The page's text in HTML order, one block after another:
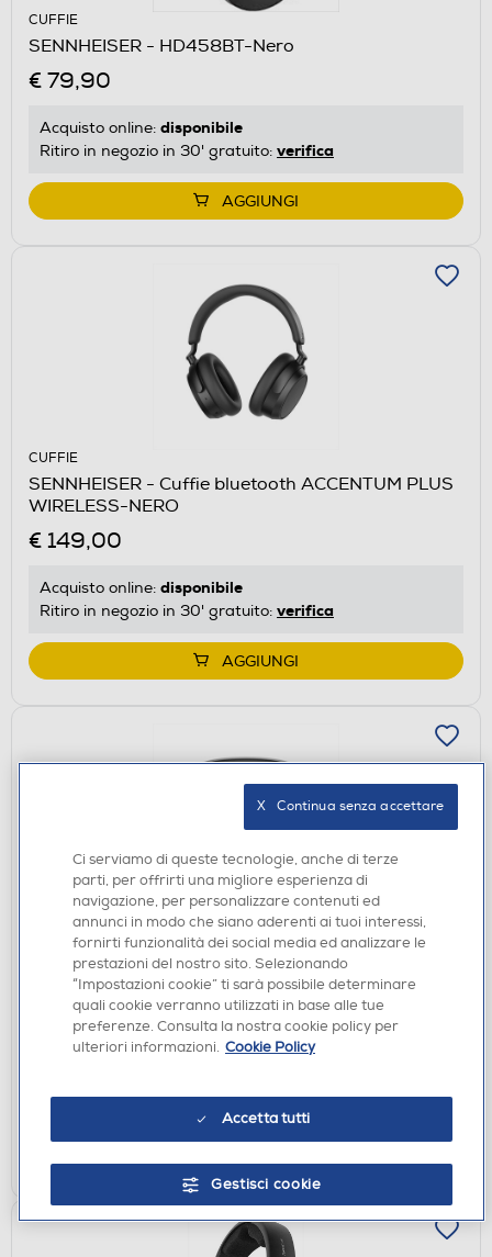
CUFFIE
SENNHEISER - HD458BT-Nero
€ 79,90
Acquisto online: disponibile
Ritiro in negozio in 30' gratuito: verifica
AGGIUNGI
CUFFIE
SENNHEISER - Cuffie bluetooth ACCENTUM PLUS
WIRELESS-NERO
€ 149,00
Acquisto online: disponibile
Ritiro in negozio in 30' gratuito: verifica
AGGIUNGI
CUFFIE
OPPO - Auricolari True Wireless ENCO CLIP-Slate
€ 149,00
Ritiro in negozio in 30' gratuito: verifica
Ci serviamo di queste tecnologie, anche di terze
parti, per offrirti una migliore esperienza di
navigazione, per personalizzare contenuti ed
annunci in modo che siano aderenti ai tuoi interessi,
fornirti funzionalità dei social media ed analizzare le
prestazioni del nostro sito. Selezionando
“Impostazioni cookie” ti sarà possibile determinare
quali cookie verranno utilizzati in base alle tue
preferenze. Consulta la nostra cookie policy per
ulteriori informazioni. Cookie Policy
Accetta tutti
Gestisci cookie
X   Continua senza accettare